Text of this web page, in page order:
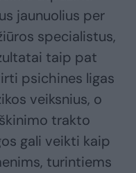
jaunuolius per
specialistus,
taip pat
psichines ligas
veiksnius, o
trakto
gali veikti kaip
turintiems